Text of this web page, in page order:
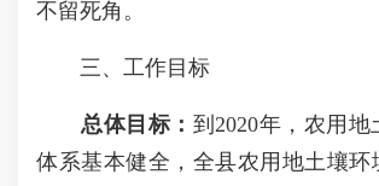
不留死角。
三、工作目标
总体目标： 到2020年，农用
体系基本健全，全县农用地土壤环